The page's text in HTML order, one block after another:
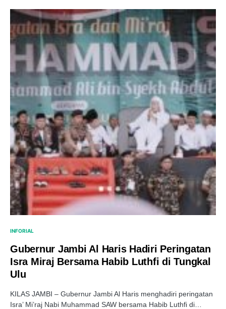
INFORIAL
Gubernur Jambi Al Haris Hadiri Peringatan
Isra Miraj Bersama Habib Luthfi di Tungkal
Ulu
KILAS JAMBI – Gubernur Jambi Al Haris menghadiri peringatan
Isra’ Mi’raj Nabi Muhammad SAW bersama Habib Luthfi di…